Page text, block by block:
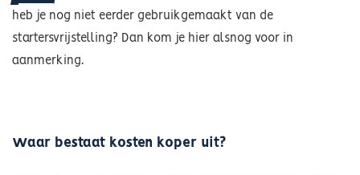
heb je nog niet eerder gebruikgemaakt van de
startersvrijstelling? Dan kom je hier alsnog voor in
aanmerking.
Waar bestaat kosten koper uit?